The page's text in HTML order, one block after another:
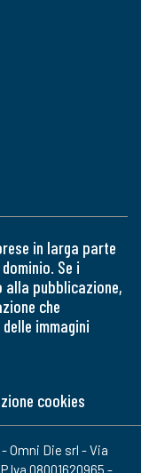
in larga parte
Se i
pubblicazione,
che
immagini
cookies
Omni Die srl - Via
08001620965 -